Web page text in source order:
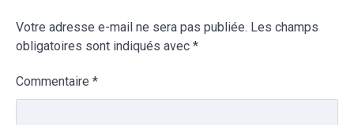
Votre adresse e-mail ne sera pas publiée. Les champs
obligatoires sont indiqués avec *
Commentaire *